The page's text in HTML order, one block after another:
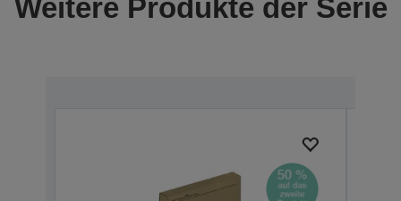
Weitere Produkte der Serie